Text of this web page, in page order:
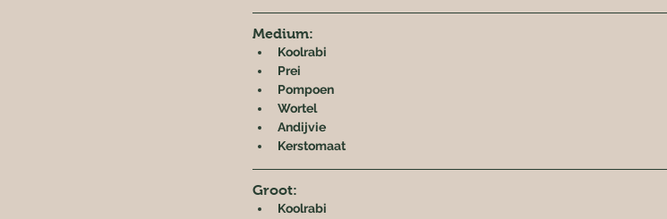
Medium:
Koolrabi
Prei
Pompoen
Wortel
Andijvie
Kerstomaat
Groot:
Koolrabi